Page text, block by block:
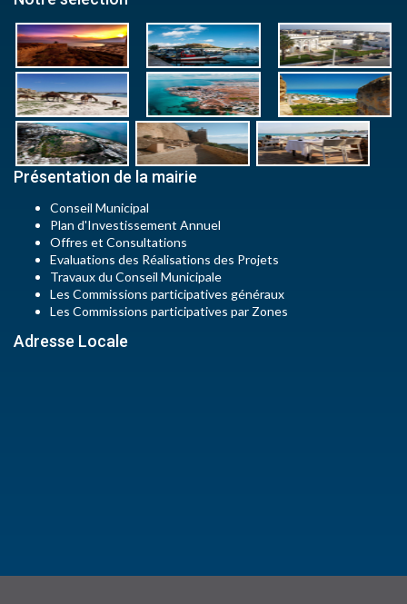
Présentation de la mairie
Conseil Municipal
Plan d'Investissement Annuel
Offres et Consultations
Evaluations des Réalisations des Projets
Travaux du Conseil Municipale
Les Commissions participatives généraux
Les Commissions participatives par Zones
Adresse Locale